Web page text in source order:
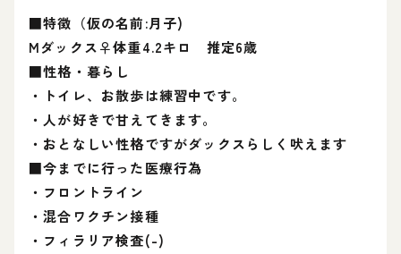
■特徴（仮の名前:月子)
Mダックス♀体重4.2キロ 推定6歳
■性格・暮らし
・トイレ、お散歩は練習中です。
・人が好きで甘えてきます。
・おとなしい性格ですがダックスらしく吠えます
■今までに行った医療行為
・フロントライン
・混合ワクチン接種
・フィラリア検査(-)